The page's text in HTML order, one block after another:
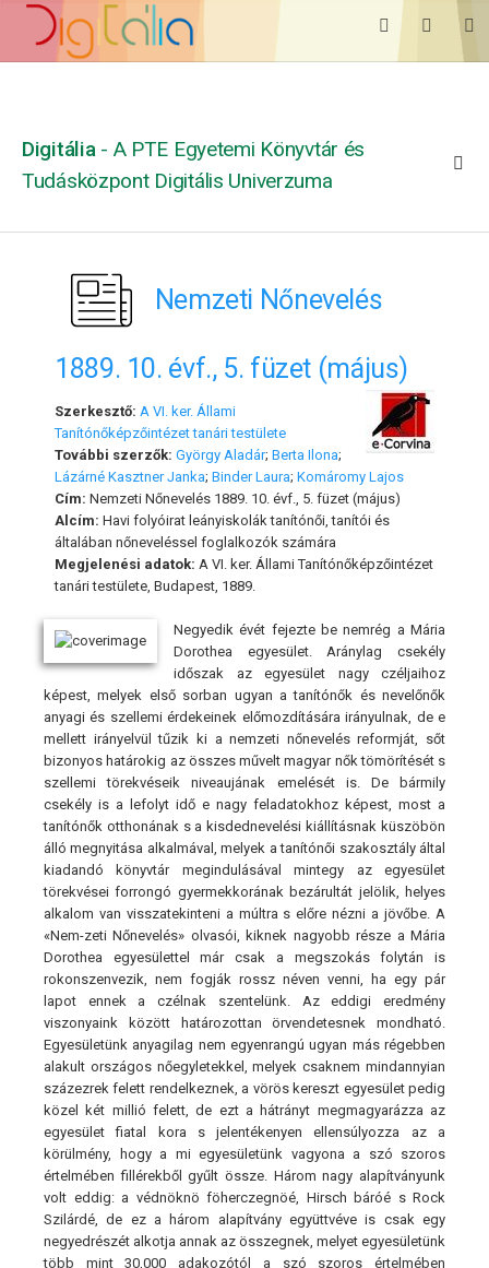
Digitália - A PTE Egyetemi Könyvtár és
Tudásközpont Digitális Univerzuma
Nemzeti Nőnevelés
1889. 10. évf., 5. füzet (május)
Szerkesztő: A VI. ker. Állami
Tanítónőképzőintézet tanári testülete
További szerzők: György Aladár; Berta Ilona;
Lázárné Kasztner Janka; Binder Laura; Komáromy Lajos
Cím: Nemzeti Nőnevelés 1889. 10. évf., 5. füzet (május)
Alcím: Havi folyóirat leányiskolák tanítónői, tanítói és
általában nőneveléssel foglalkozók számára
Megjelenési adatok: A VI. ker. Állami Tanítónőképzőintézet
tanári testülete, Budapest, 1889.
Negyedik évét fejezte be nemrég a Mária
Dorothea egyesület. Aránylag csekély
időszak az egyesület nagy czéljaihoz
képest, melyek első sorban ugyan a tanítónők és nevelőnők
anyagi és szellemi érdekeinek előmozdítására irányulnak, de e
mellett irányelvül tűzik ki a nemzeti nőnevelés reformját, sőt
bizonyos határokig az összes művelt magyar nők tömörítését s
szellemi törekvéseik niveaujának emelését is. De bármily
csekély is a lefolyt idő e nagy feladatokhoz képest, most a
tanítónők otthonának s a kisdednevelési kiállításnak küszöbön
álló megnyitása alkalmával, melyek a tanítónői szakosztály által
kiadandó könyvtár megindulásával mintegy az egyesület
törekvései forrongó gyermekkorának bezárultát jelölik, helyes
alkalom van visszatekinteni a múltra s előre nézni a jövőbe. A
«Nem-zeti Nőnevelés» olvasói, kiknek nagyobb része a Mária
Dorothea egyesülettel már csak a megszokás folytán is
rokonszenvezik, nem fogják rossz néven venni, ha egy pár
lapot ennek a czélnak szentelünk. Az eddigi eredmény
viszonyaink között határozottan örvendetesnek mondható.
Egyesületünk anyagilag nem egyenrangú ugyan más régebben
alakult országos nőegyletekkel, melyek csaknem mindannyian
százezrek felett rendelkeznek, a vörös kereszt egyesület pedig
közel két millió felett, de ezt a hátrányt megmagyarázza az
egyesület fiatal kora s jelentékenyen ellensúlyozza az a
körülmény, hogy a mi egyesületünk vagyona a szó szoros
értelmében fillérekből gyűlt össze. Három nagy alapítványunk
volt eddig: a védnöknö föherczegnöé, Hirsch báróé s Rock
Szilárdé, de ez a három alapítvány együttvéve is csak egy
negyedrészét alkotja annak az összegnek, melyet egyesületünk
több mint 30,000 adakozótól a szó szoros értelmében